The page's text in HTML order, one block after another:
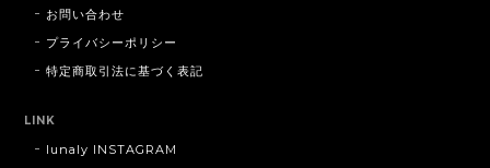
お問い合わせ
プライバシーポリシー
特定商取引法に基づく表記
LINK
lunaly INSTAGRAM